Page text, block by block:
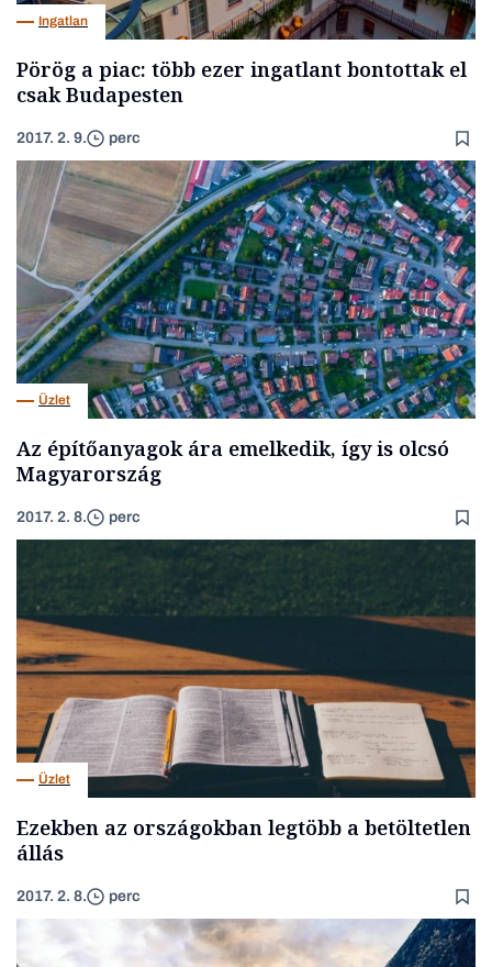
Ingatlan
Pörög a piac: több ezer ingatlant bontottak el
csak Budapesten
2017. 2. 9. perc
Üzlet
Az építőanyagok ára emelkedik, így is olcsó
Magyarország
2017. 2. 8. perc
Üzlet
Ezekben az országokban legtöbb a betöltetlen
állás
2017. 2. 8. perc